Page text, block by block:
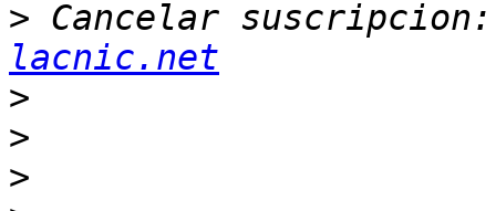
> Cancelar
lacnic.net
>
>
>